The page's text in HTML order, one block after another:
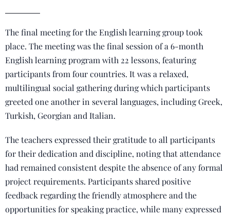
The final meeting for the English learning group took
place. The meeting was the final session of a 6-month
English learning program with 22 lessons, featuring
participants from four countries. It was a relaxed,
multilingual social gathering during which participants
greeted one another in several languages, including Greek,
Turkish, Georgian and Italian.
The teachers expressed their gratitude to all participants
for their dedication and discipline, noting that attendance
had remained consistent despite the absence of any formal
project requirements. Participants shared positive
feedback regarding the friendly atmosphere and the
opportunities for speaking practice, while many expressed